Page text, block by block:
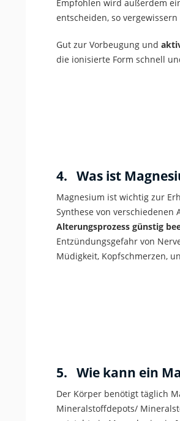
Empfohlen wird außerdem
entscheiden, so
Gut zur Vorbeugung und
die ionisierte Form schnell
4. Was ist
Magnesium ist wichtig zur
Synthese von
Alterungsprozess günstig
Entzündungsgefahr von
Müdigkeit, Kopfschmerzen,
5. Wie kann ein
Der Körper benötigt täglich
Mineralstoffdepots/